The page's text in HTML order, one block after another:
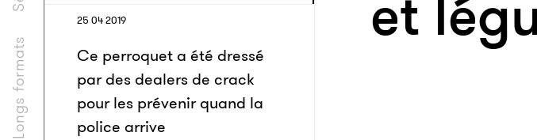
Longs formats
25 04 2019
Ce perroquet a été dressé
par des dealers de crack
pour les prévenir quand la
police arrive
et